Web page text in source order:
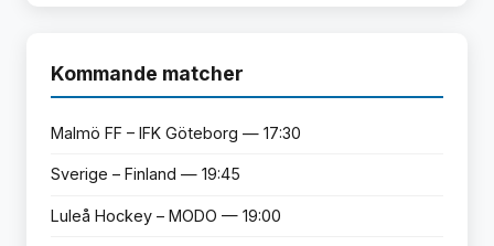
Kommande matcher
Malmö FF – IFK Göteborg — 17:30
Sverige – Finland — 19:45
Luleå Hockey – MODO — 19:00